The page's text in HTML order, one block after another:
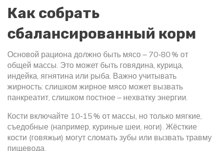
Как собрать
сбалансированный корм
Основой рациона должно быть мясо – 70‑80 % от
общей массы. Это может быть говядина, курица,
индейка, ягнятина или рыба. Важно учитывать
жирность: слишком жирное мясо может вызвать
панкреатит, слишком постное – нехватку энергии.
Кости включайте 10‑15 % от массы, но только мягкие,
съедобные (например, куриные шеи, ноги). Жёсткие
кости (говяжьи) могут сломать зубы или вызвать травму
пищевода.